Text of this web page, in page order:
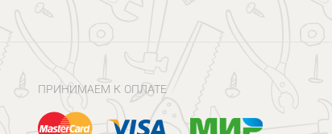
ПРИНИМАЕМ К ОПЛАТЕ